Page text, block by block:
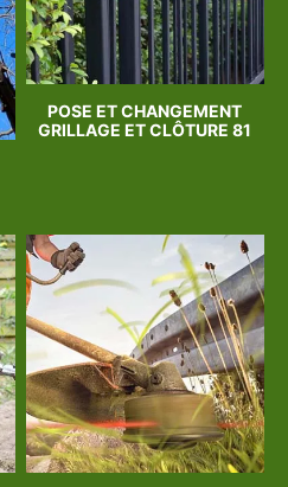
POSE ET CHANGEMENT
GRILLAGE ET CLÔTURE 81